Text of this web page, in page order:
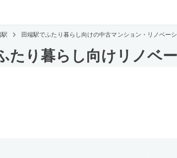
駅 田端駅でふたり暮らし向けの中古マンション・リノベー
たり暮らし向けリノベ